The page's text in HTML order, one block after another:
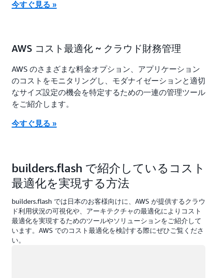
今すぐ見る »
AWS コスト最適化 ~ クラウド財務管理
AWS のさまざまな料金オプション、アプリケーション
のコストをモニタリングし、モダナイゼーションと適切
なサイズ設定の機会を特定するための一連の管理ツール
をご紹介します。
今すぐ見る »
builders.flash で紹介しているコスト
最適化を実現する方法
builders.flash では日本のお客様向けに、AWS が提供するクラウ
ド利用状況の可視化や、アーキテクチャの最適化によりコスト
最適化を実現するためのツールやソリューションをご紹介して
います。AWS でのコスト最適化を検討する際にぜひご覧くださ
い。